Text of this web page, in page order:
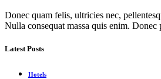
Donec quam felis, ultricies nec,
Nulla consequat massa quis enim.
Latest Posts
Hotels